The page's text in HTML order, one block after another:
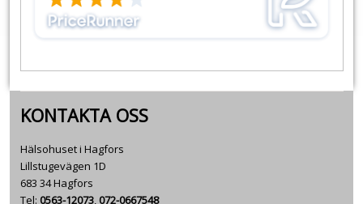
KONTAKTA OSS
Hälsohuset i Hagfors
Lillstugevägen 1D
683 34 Hagfors
Tel: 0563-12073,072-0667548